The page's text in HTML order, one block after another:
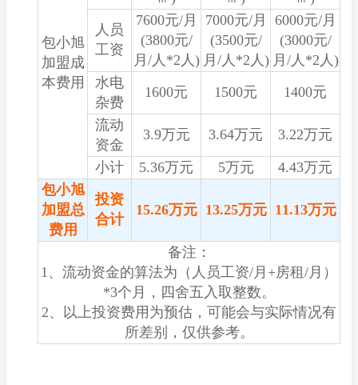
包小旭
加盟成
本费用
人员
工资
7600元/月
(3800元/
月/人*2人)
7000元/月
(3500元/
月/人*2人)
6000元/月
(3000元/
月/人*2人)
水电
杂费
1600元 1500元 1400元
流动
资金
3.9万元 3.64万元 3.22万元
小计 5.36万元 5万元
4.43万元
包小旭
加盟总
费用
投资
合计
15.26万元 13.25万元 11.13万元
备注：
1、流动资金的算法为（人员工资/月+房租/月）
*3个月，四舍五入取整数。
2、以上投资费用为预估，可能会与实际情况有
所差别，仅供参考。